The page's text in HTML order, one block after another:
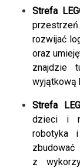
Strefa
rozwijać
oraz
znajdzie
wyjątkową
Strefa
dzieci i
robotyka
z